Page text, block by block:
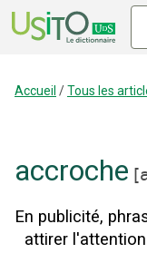
Accueil /Tous les
accroche [
En publicité,
attirer